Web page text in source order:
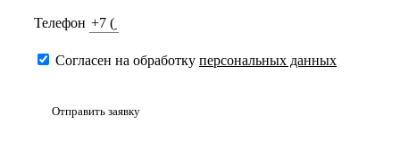
Телефон
Согласен на обработку персональных данных
Отправить заявку